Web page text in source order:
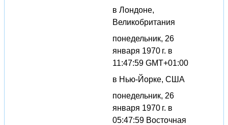
в Лондоне,
Великобритания
понедельник, 26
января 1970 г. в
11:47:59 GMT+01:00
в Нью-Йорке, США
понедельник, 26
января 1970 г. в
05:47:59 Восточная